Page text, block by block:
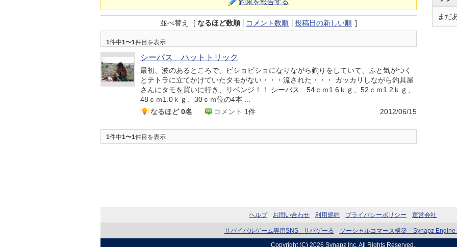
並べ替え [なるほど数順 コメント数順 投稿日の新しい順 ]
1件中1〜1件目を表示
シーバス ハットトリック
最初、波のあるところで、ビショビショになりながら釣りをしていて、ふと気がつく
とテトラに立てかけていたタモがない・・・流された・・・ ガッカリしながら釣具屋
さんにタモを買いに行き、リベンジ！！ シーバス 54ｃｍ1.6ｋｇ、52ｃｍ1.2ｋｇ、
48ｃｍ1.0ｋｇ、30ｃｍ位の4本 ...
なるほど 0名 コメント 1件 2012/06/15
1件中1〜1件目を表示
まだ
ヘルプ お問い合わせ 利用規約 プライバシーポリシー 運営会社
サバイバルゲーム専用SNS - サバゲーる
ソーシャルコマース構築「Synapz Engine
Copyright (C) 2026 Synapz Inc.All Rights Reserved.